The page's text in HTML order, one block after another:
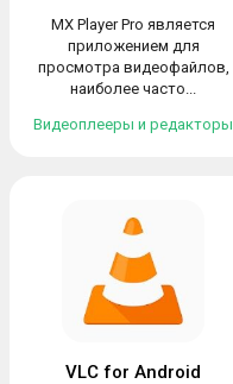
MX Player Pro является
приложением для
просмотра видеофайлов,
наиболее часто...
Видеоплееры и редакторы
VLC for Android